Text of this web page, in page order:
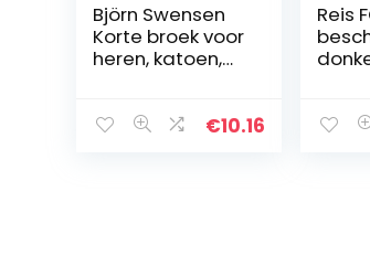
Björn Swensen
Korte broek voor
heren, katoen,
mannen,
€10.16
Reis